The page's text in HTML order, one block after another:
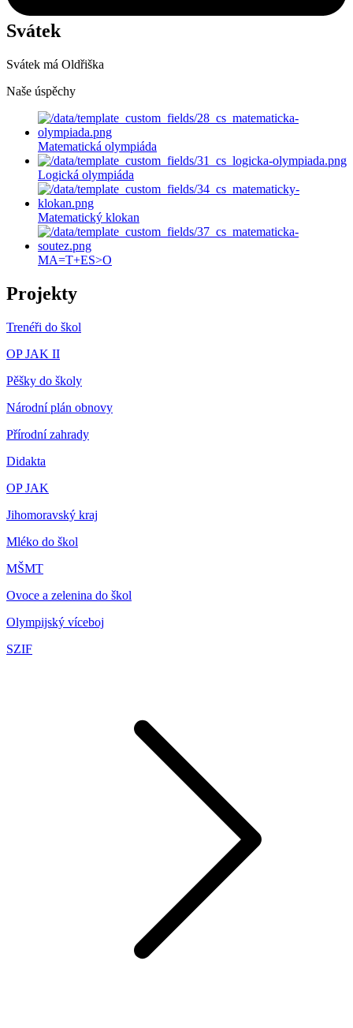
Svátek
Svátek má Oldřiška
Naše úspěchy
Matematická olympiáda
Logická olympiáda
Matematický klokan
MA=T+ES>O
Projekty
Trenéři do škol
OP JAK II
Pěšky do školy
Národní plán obnovy
Přírodní zahrady
Didakta
OP JAK
Jihomoravský kraj
Mléko do škol
MŠMT
Ovoce a zelenina do škol
Olympijský víceboj
SZIF